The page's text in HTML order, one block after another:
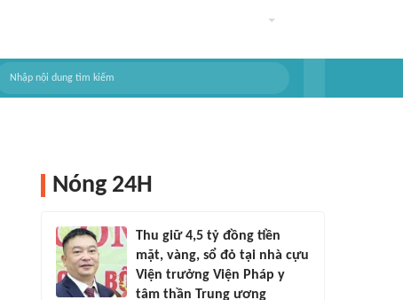
Nóng 24H
Thu giữ 4,5 tỷ đồng tiền
mặt, vàng, sổ đỏ tại nhà cựu
Viện trưởng Viện Pháp y
tâm thần Trung ương